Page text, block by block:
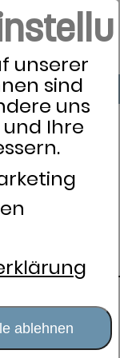
unserer
sind
uns
Ihre
ablehnen